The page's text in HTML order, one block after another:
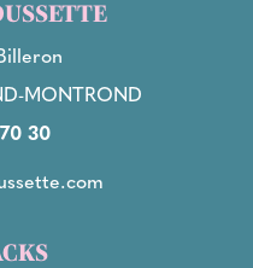
MONTROND
30